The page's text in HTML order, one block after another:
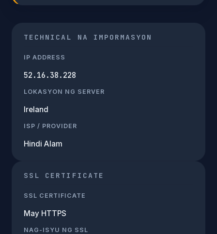
TECHNICAL NA IMPORMASYON
IP ADDRESS
52.16.38.228
LOKASYON NG SERVER
Ireland
ISP / PROVIDER
Hindi Alam
SSL CERTIFICATE
SSL CERTIFICATE
May HTTPS
NAG-ISYU NG SSL